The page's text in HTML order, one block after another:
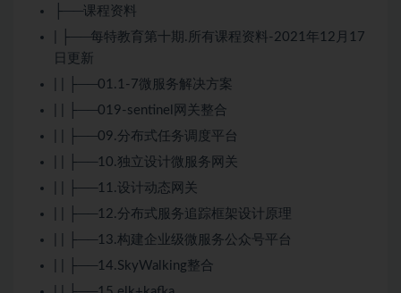
├──课程资料
| ├──每特教育第十期.所有课程资料-2021年12月17
日更新
| | ├──01.1-7微服务解决方案
| | ├──019-sentinel网关整合
| | ├──09.分布式任务调度平台
| | ├──10.独立设计微服务网关
| | ├──11.设计动态网关
| | ├──12.分布式服务追踪框架设计原理
| | ├──13.构建企业级微服务公众号平台
| | ├──14.SkyWalking整合